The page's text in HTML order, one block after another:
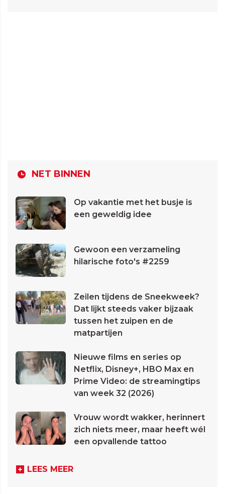
NET BINNEN
Op vakantie met het busje is
een geweldig idee
Gewoon een verzameling
hilarische foto's #2259
Zeilen tijdens de Sneekweek?
Dat lijkt steeds vaker bijzaak
tussen het zuipen en de
matpartijen
Nieuwe films en series op
Netflix, Disney+, HBO Max en
Prime Video: de streamingtips
van week 32 (2026)
Vrouw wordt wakker, herinnert
zich niets meer, maar heeft wél
een opvallende tattoo
LEES MEER